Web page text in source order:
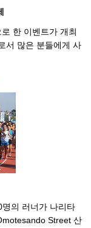
한 이벤트가 개최
서 많은 분들에게 사
의 러너가 나리타
Street 산